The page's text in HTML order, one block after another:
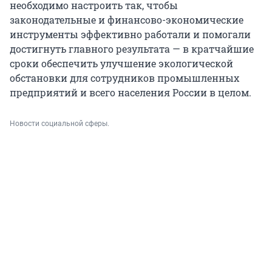
необходимо настроить так, чтобы
законодательные и финансово-экономические
инструменты эффективно работали и помогали
достигнуть главного результата — в кратчайшие
сроки обеспечить улучшение экологической
обстановки для сотрудников промышленных
предприятий и всего населения России в целом.
Новости социальной сферы.